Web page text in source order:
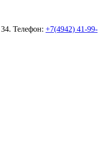
Телефон: +7(4942) 41-99-